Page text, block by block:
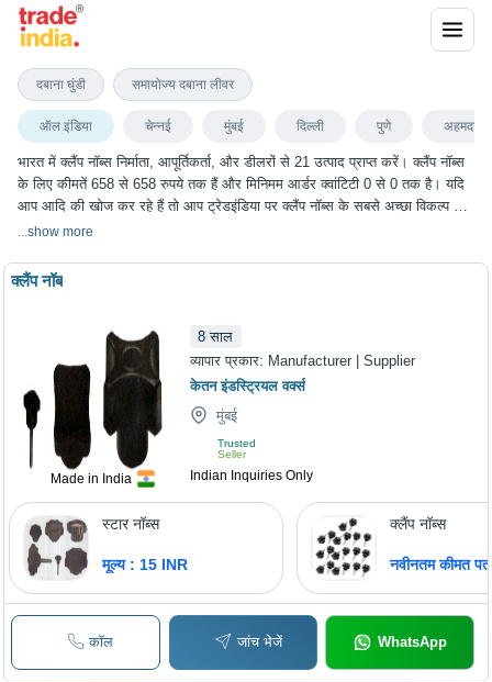
भारत में क्लैंप नॉब्स निर्माता, आपूर्तिकर्ता, और डीलरों से 21 उत्पाद प्राप्त करें। क्लैंप नॉब्स
के लिए कीमतें 658 से 658 रुपये तक हैं और मिनिमम आर्डर क्वांटिटी 0 से 0 तक है। यदि
आप आदि की खोज कर रहे हैं तो आप ट्रेडइंडिया पर क्लैंप नॉब्स के सबसे अच्छा विकल्प चुन
सकते हैं। हम विभिन्न शहरों में क्लैंप नॉब्स के विकल्प प्रदान करते हैं, जिनमें चेन्नई, मुंबई,
...show more
ऑल इंडिया चेन्नई मुंबई दिल्ली पुणे अहमदाबाद
Made in India
क्लैंप नॉब
8 साल
व्यापार प्रकार: Manufacturer | Supplier
केतन इंडस्ट्रियल वर्क्स
मुंबई
Trusted
Seller
Indian Inquiries Only
स्टार नॉब्स
मूल्य : 15 INR
क्लैंप नॉब्स
नवीनतम कीमत
कॉल जांच भेजें WhatsApp
दबाना घुंडी समायोज्य दबाना लीवर